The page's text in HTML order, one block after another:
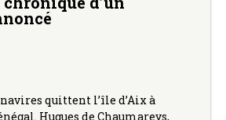
navires quittent l’île d’Aix à
Hugues de Chaumareys,